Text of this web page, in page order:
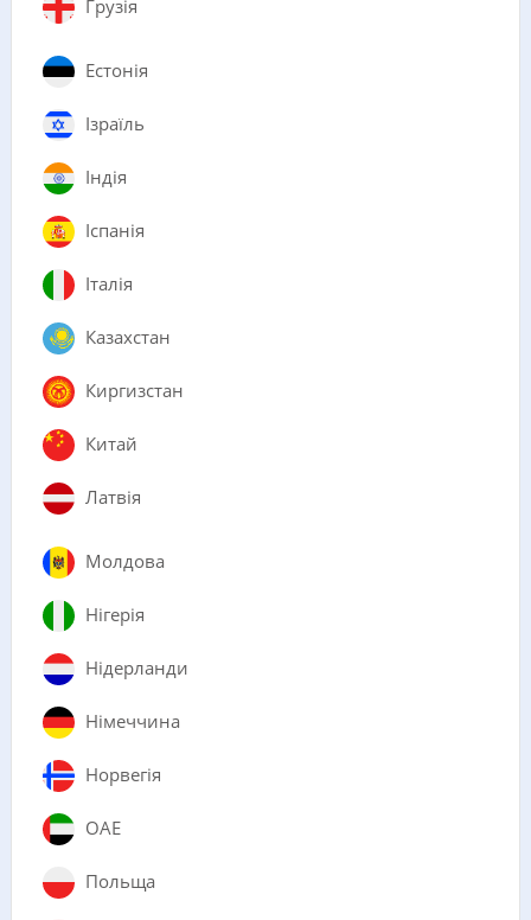
Грузія
Естонія
Ізраїль
Індія
Іспанія
Італія
Казахстан
Киргизстан
Китай
Латвія
Молдова
Нігерія
Нідерланди
Німеччина
Норвегія
ОАЕ
Польща